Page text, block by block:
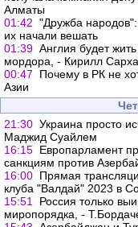
Алматы
01:42 "Дружба
их начали вешать
01:39 Англия будет
мордора, - Кирилл
00:47
Почему в РК не
Азии
21:30 Украина просто
Маджид Суайлем
16:15 Европарламент
санкциям против
16:00 Прямая
клуба "Валдай" 2023 в
15:51
Россия только
миропорядка, -